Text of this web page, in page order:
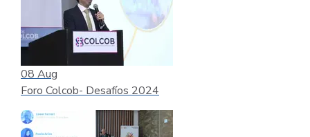
08 Aug
Foro Colcob- Desafíos 2024